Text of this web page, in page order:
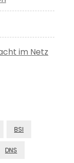
im Netz
BSI
DNS